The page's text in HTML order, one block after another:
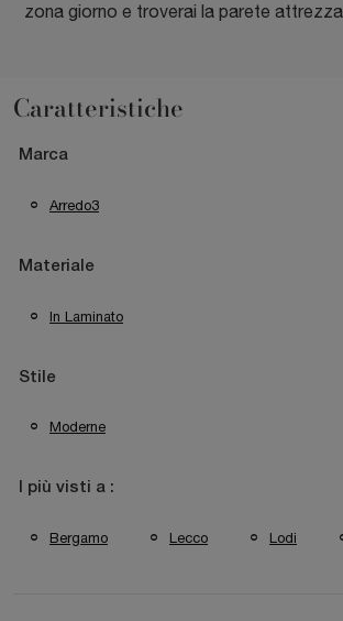
zona giorno e troverai la parete
Caratteristiche
Marca
Arredo3
Materiale
In Laminato
Stile
Moderne
I più visti a :
Bergamo Lecco Lodi